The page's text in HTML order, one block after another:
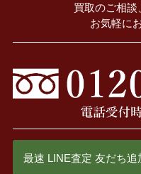
買取のご相談
お気軽に
最速 LINE査定 友だち追